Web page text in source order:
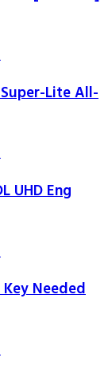
Lite All-
UHD Eng
Needed